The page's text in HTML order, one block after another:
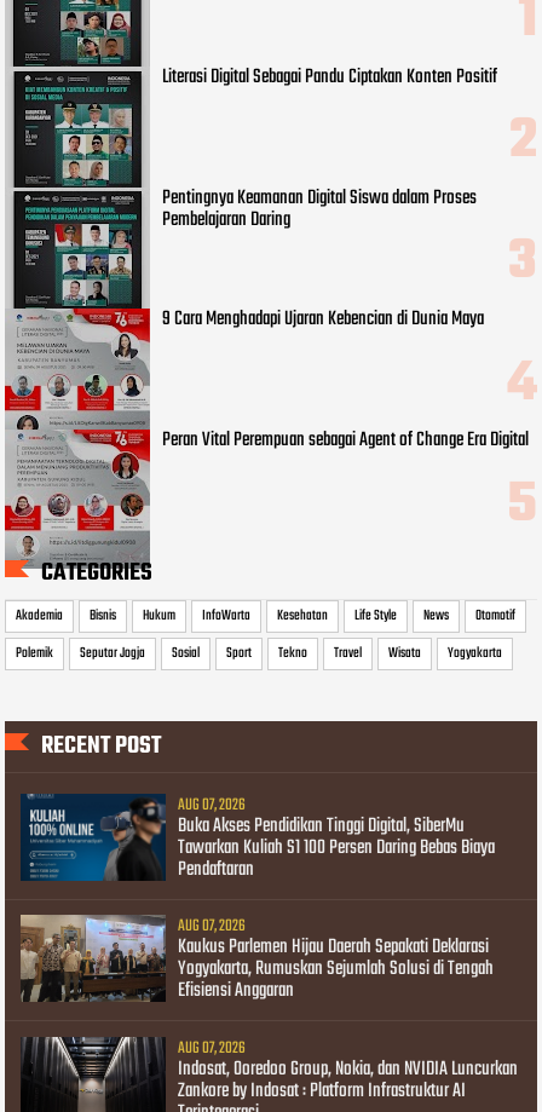
Literasi Digital Sebagai Pandu Ciptakan Konten Positif
Pentingnya Keamanan Digital Siswa dalam Proses
Pembelajaran Daring
9 Cara Menghadapi Ujaran Kebencian di Dunia Maya
Peran Vital Perempuan sebagai Agent of Change Era Digital
CATEGORIES
Akademia Bisnis Hukum InfoWarta Kesehatan Life Style News
Otomotif
Polemik
Seputar Jogja Sosial Sport Tekno Travel Wisata Yogyakarta
RECENT POST
AUG 07, 2026
Buka Akses Pendidikan Tinggi Digital, SiberMu
Tawarkan Kuliah S1 100 Persen Daring Bebas Biaya
Pendaftaran
AUG 07, 2026
Kaukus Parlemen Hijau Daerah Sepakati Deklarasi
Yogyakarta, Rumuskan Sejumlah Solusi di Tengah
Efisiensi Anggaran
AUG 07, 2026
Indosat, Ooredoo Group, Nokia, dan NVIDIA Luncurkan
Zankore by Indosat : Platform Infrastruktur AI